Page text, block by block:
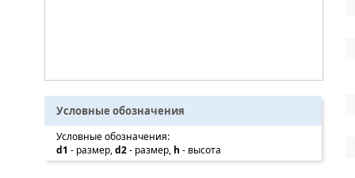
Условные обозначения
Условные обозначения:
d1 - размер,d2- размер, h - высота